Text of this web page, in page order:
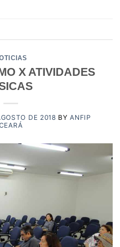
X ATIVIDADES
DE 2018 BYANFIP